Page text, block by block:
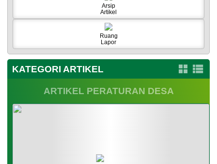
Arsip
Artikel
Ruang
Lapor
KATEGORI ARTIKEL
ARTIKEL PERATURAN DESA